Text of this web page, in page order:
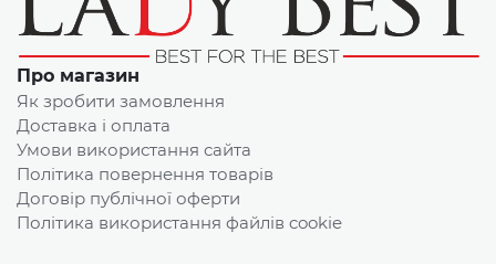
Про магазин
Як зробити замовлення
Доставка і оплата
Умови використання сайта
Політика повернення товарів
Договір публічної оферти
Політика використання файлів cookie